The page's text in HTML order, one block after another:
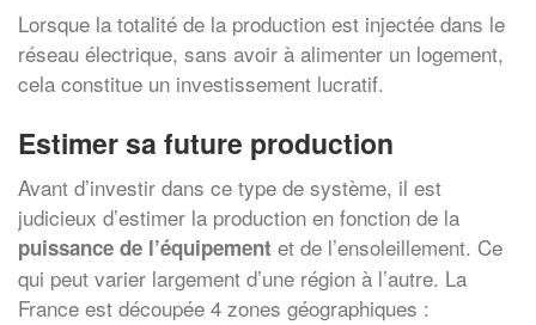
Lorsque la totalité de la production est injectée dans le
réseau électrique, sans avoir à alimenter un logement,
cela constitue un investissement lucratif.
Estimer sa future production
Avant d’investir dans ce type de système, il est
judicieux d’estimer la production en fonction de la
puissance de l’équipement et de l’ensoleillement. Ce
qui peut varier largement d’une région à l’autre. La
France est découpée 4 zones géographiques :